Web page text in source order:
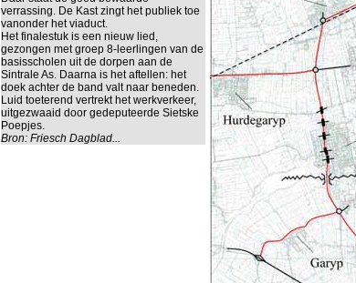
verrassing. De Kast zingt het publiek toe
vanonder het viaduct.
Het finalestuk is een nieuw lied,
gezongen met groep 8-leerlingen van de
basisscholen uit de dorpen aan de
Sintrale As. Daarna is het aftellen: het
doek achter de band valt naar beneden.
Luid toeterend vertrekt het werkverkeer,
uitgezwaaid door gedeputeerde Sietske
Poepjes.
Bron: Friesch Dagblad...